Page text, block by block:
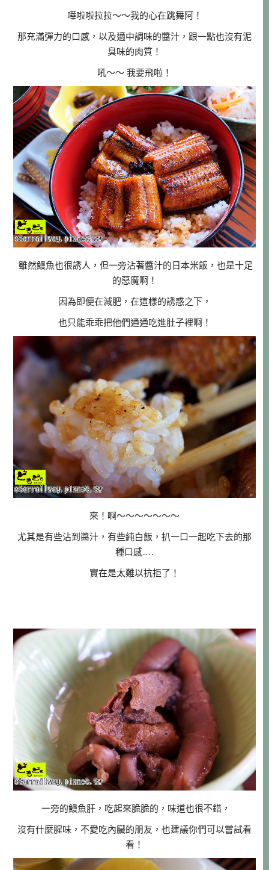
嘩啦啦拉拉～～我的心在跳舞阿！
那充滿彈力的口感，以及適中調味的醬汁，跟一點也沒有泥
臭味的肉質！
吼～～ 我要飛啦！
雖然鰻魚也很誘人，但一旁沾著醬汁的日本米飯，也是十足
的惡魔啊！
因為即便在減肥，在這樣的誘惑之下，
也只能乖乖把他們通通吃進肚子裡啊！
來！啊～～～～～～～
尤其是有些沾到醬汁，有些純白飯，扒一口一起吃下去的那
種口感….
實在是太難以抗拒了！
一旁的鰻魚肝，吃起來脆脆的，味道也很不錯，
沒有什麼腥味，不愛吃內臟的朋友，也建議你們可以嘗試看
看！